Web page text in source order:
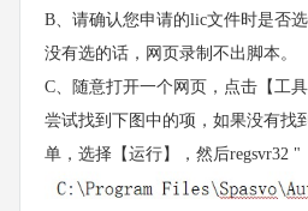
B、请确认您申请的lic文件时是否
没有选的话，网页录制不出脚本。
C、随意打开一个网页，点击【工
尝试找到下图中的项，如果没有找
单，选择【运行】，然后regsvr32 "